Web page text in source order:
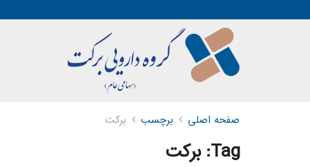
صفحه اصلی برچسب برکت
Tag: برکت